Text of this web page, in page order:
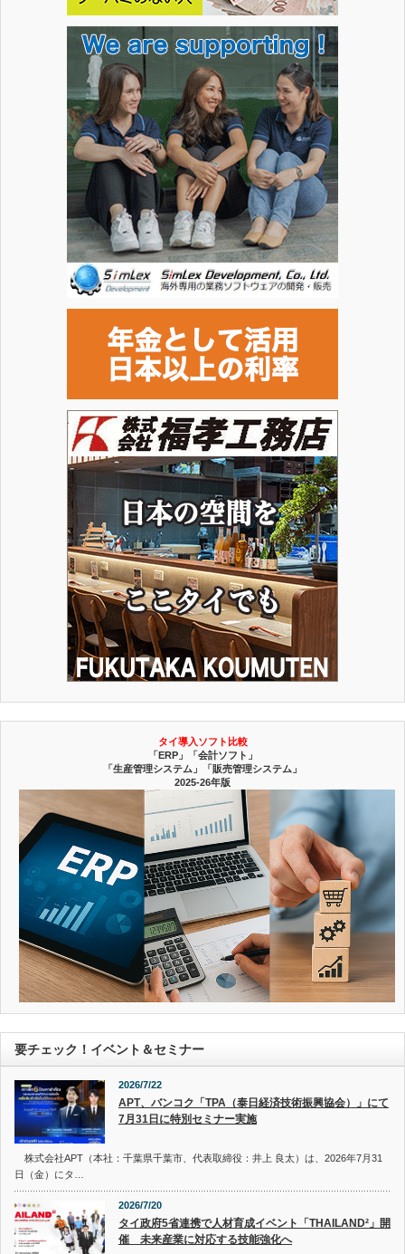
タイ導入ソフト比較
「ERP」「会計ソフト」
「生産管理システム」「販売管理システム」
2025-26年版
要チェック！イベント＆セミナー
2026/7/22
APT、バンコク「TPA（泰日経済技術振興協会）」にて
7月31日に特別セミナー実施
株式会社APT（本社：千葉県千葉市、代表取締役：井上 良太）は、2026年7月31
日（金）にタ…
2026/7/20
タイ政府5省連携で人材育成イベント「THAILAND²」開
催 未来産業に対応する技能強化へ